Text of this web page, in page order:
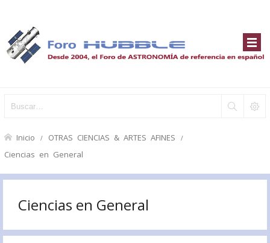
Inicio OTRAS CIENCIAS & ARTES AFINES
Ciencias en General
Ciencias en General